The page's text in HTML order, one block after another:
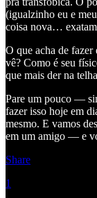
(igualzinho eu e
coisa nova…
O que acha de fazer
vê? Como é seu
que mais der na
Pare um pouco —
fazer isso hoje em
mesmo. E vamos
em um amigo — e
Share
1